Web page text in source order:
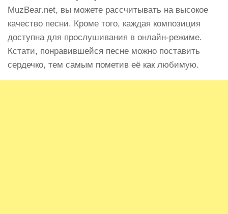
MuzBear.net, вы можете рассчитывать на высокое
качество песни. Кроме того, каждая композиция
доступна для прослушивания в онлайн-режиме.
Кстати, понравившейся песне можно поставить
сердечко, тем самым пометив её как любимую.